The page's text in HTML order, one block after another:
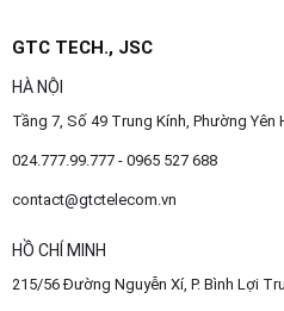
GTC TECH., JSC
HÀ NỘI
Tầng 7, Số 49 Trung Kính, Phường Yên
024.777.99.777 - 0965 527 688
contact@gtctelecom.vn
HỒ CHÍ MINH
215/56 Đường Nguyễn Xí, P. Bình Lợi